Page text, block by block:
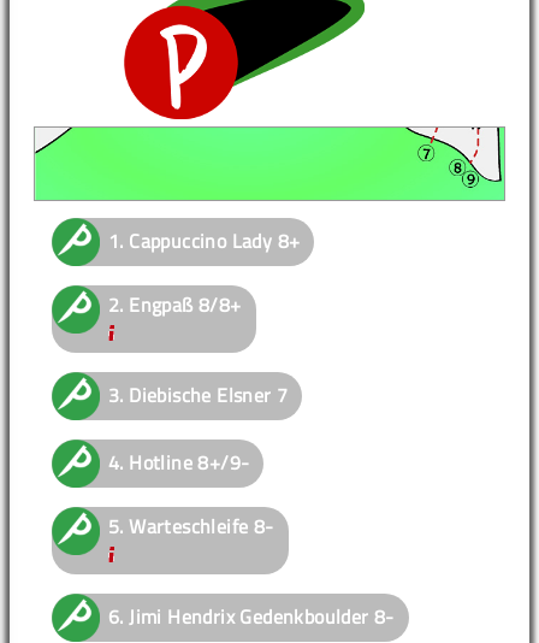
1. Cappuccino Lady 8+
2. Engpaß 8/8+
3. Diebische Elsner 7
4. Hotline8+/9-
5.Warteschleife 8-
6.Jimi Hendrix Gedenkboulder 8-